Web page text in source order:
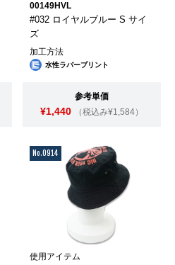
00149HVL
#032 ロイヤルブルー S サイ
ズ
加工方法
水性ラバープリント
参考単価
¥1,440 （税込み¥1,584）
No.0914
使用アイテム